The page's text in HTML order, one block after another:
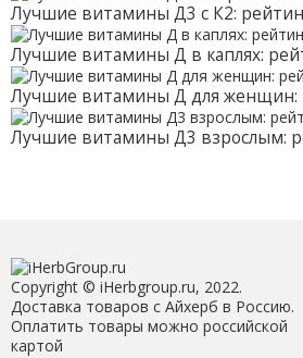
Лучшие витамины Д3 с К2:
Лучшие витамины Д в каплях:
Лучшие витамины Д для женщин:
Лучшие витамины Д3 взрослым:
Copyright © iHerbgroup.ru, 2022.
Доставка товаров с Айхерб в Россию.
Оплатить товары можно российской
картой